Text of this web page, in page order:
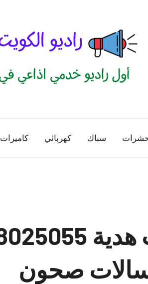
الكويت
منصة
اذاعية
سباك كهربائي كاميرات
صحون